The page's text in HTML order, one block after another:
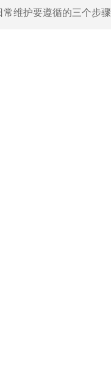
维护要遵循的三个步骤